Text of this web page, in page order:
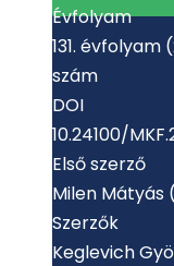
Évfolyam
131. évfolyam
szám
DOI
10.24100/
Első szerző
Milen Mátyás
Szerzők
Keglevich